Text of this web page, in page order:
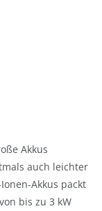
Akkus
auch leichter
Akkus packt
bis zu 3 kW